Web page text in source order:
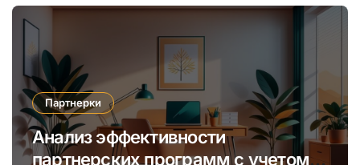
Партнерки
Анализ эффективности
партнерских программ с учетом